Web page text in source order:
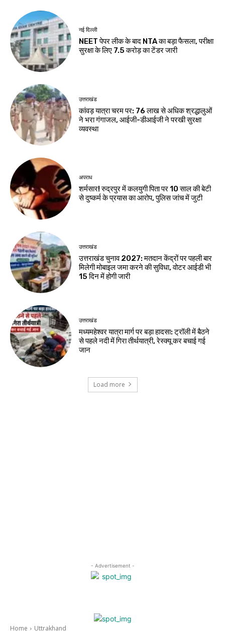
नई दिल्ली
NEET पेपर लीक के बाद NTA का बड़ा फैसला, परीक्षा
सुरक्षा के लिए ₹7.5 करोड़ का टेंडर जारी
उत्तराखंड
कांवड़ यात्रा चरम पर: 76 लाख से अधिक श्रद्धालुओं
ने भरा गंगाजल, आईजी-डीआईजी ने परखी सुरक्षा
व्यवस्था
अपराध
शर्मसार! रुद्रपुर में कलयुगी पिता पर 10 साल की बेटी
से दुष्कर्म के प्रयास का आरोप, पुलिस जांच में जुटी
उत्तराखंड
उत्तराखंड चुनाव 2027: मतदान केंद्रों पर पहली बार
मिलेगी मोबाइल जमा करने की सुविधा, वोटर आईडी भी
15 दिन में होगी जारी
उत्तराखंड
मध्यमहेश्वर यात्रा मार्ग पर बड़ा हादसा: ट्रॉली में बैठने
से पहले नदी में गिरा तीर्थयात्री, रेस्क्यू कर बचाई गई
जान
Load more
- Advertisement -